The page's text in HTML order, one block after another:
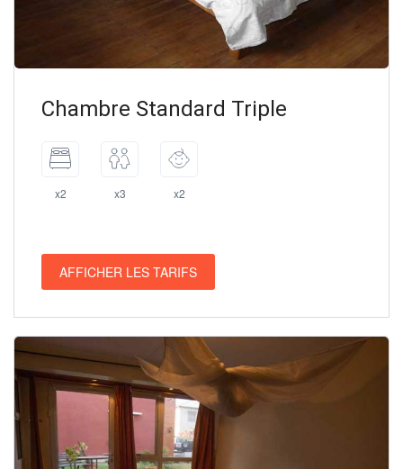
Chambre Standard Triple
x2 x3 x2
AFFICHER LES TARIFS